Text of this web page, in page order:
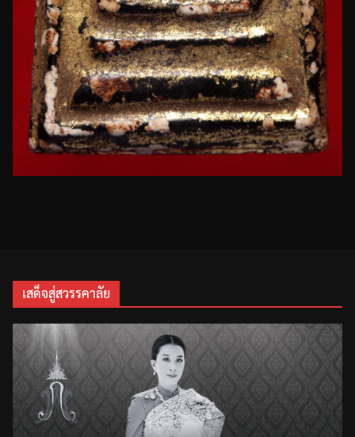
เสด็จสู่สวรรคาลัย